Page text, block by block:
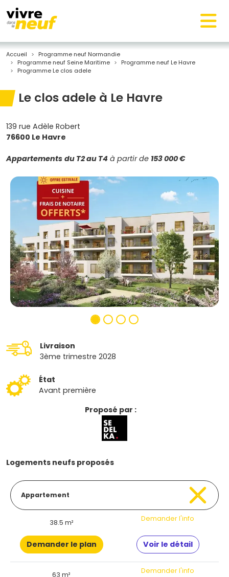
Accueil
Programme neuf Normandie
Programme neuf Seine Maritime
Programme neuf Le Havre
Programme Le clos adele
Le clos adele à Le Havre
139 rue Adèle Robert
76600 Le Havre
Appartements du T2 au T4 à partir de 153 000 €
Livraison
3ème trimestre 2028
État
Avant première
Proposé par :
Logements neufs proposés
Appartement
38.5 m² Demander l'info
Demander le plan Voir le détail
63 m² Demander l'info